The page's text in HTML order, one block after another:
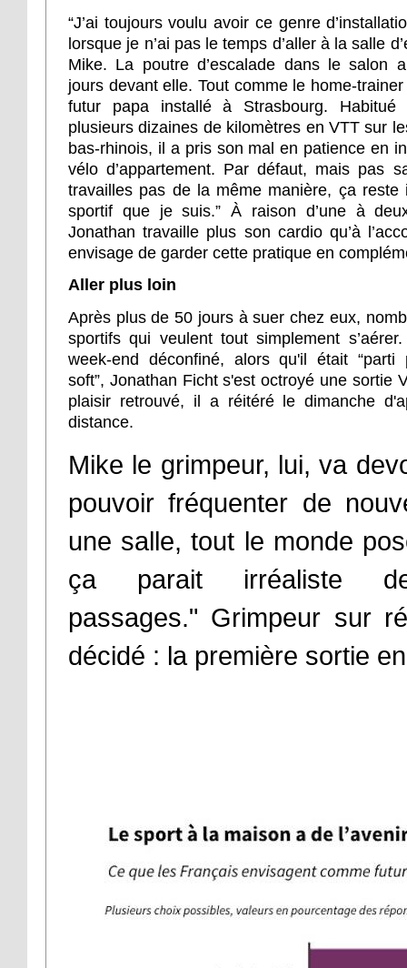
“J’ai toujours voulu avoir ce genre
lorsque je n’ai pas le temps d’aller à la salle
Mike. La poutre d’escalade dans le salon
jours devant elle. Tout comme le home-
futur papa installé à Strasbourg.
plusieurs dizaines de kilomètres en VTT sur
bas-rhinois, il a pris son mal en patience en
vélo d’appartement. Par défaut, mais pas
travailles pas de la même manière, ça reste
sportif que je suis.” À raison d’une à
Jonathan travaille plus son cardio qu’à
envisage de garder cette pratique en
Aller plus loin
Après plus de 50 jours à suer chez eux,
sportifs qui veulent tout simplement
week-end déconfiné, alors qu'il était
soft”, Jonathan Ficht s'est octroyé une sortie
plaisir retrouvé, il a réitéré le dimanche
distance.
Mike le grimpeur, lui, va
pouvoir fréquenter de
une salle, tout le monde
ça parait irréaliste
passages." Grimpeur sur
décidé : la première sortie